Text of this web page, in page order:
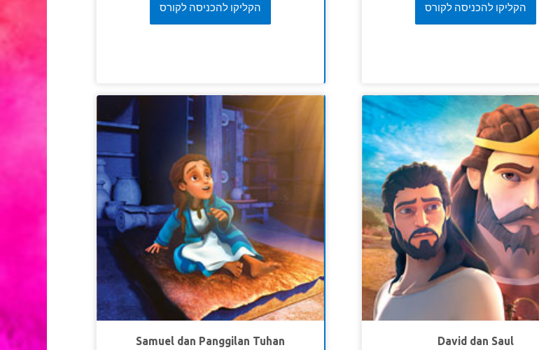
הקליקו להכניסה לקורס הקליקו להכניסה לקורס
David dan Saul
Samuel dan Panggilan Tuhan